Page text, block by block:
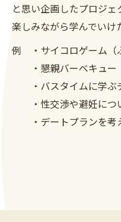
と思い企画したプロジェ
楽しみながら学んでいけ
例 ・サイコロゲーム（
・懇親バーベキュー
・バスタイムに学ぶ
・性交渉や避妊につ
・デートプランを考